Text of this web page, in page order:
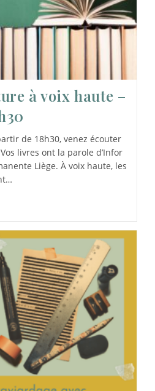
à voix haute –
de 18h30, venez écouter
livres ont la parole d’Infor
Liège. À voix haute, les